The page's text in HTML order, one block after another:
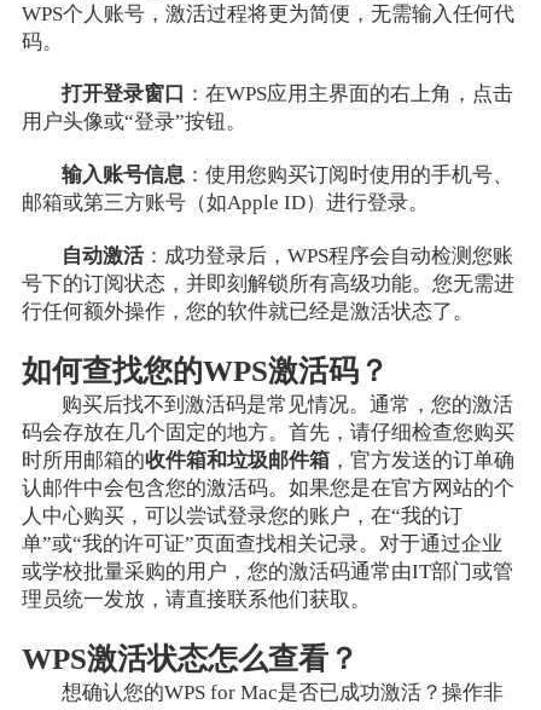
WPS个人账号，激活过程将更为简便，无需输入任何代
码。
打开登录窗口 ：在WPS应用主界面的右上角，点击
用户头像或“登录”按钮。
输入账号信息 ：使用您购买订阅时使用的手机号、
邮箱或第三方账号（如Apple ID）进行登录。
自动激活：成功登录后，WPS程序会自动检测您账
号下的订阅状态，并即刻解锁所有高级功能。您无需进
行任何额外操作，您的软件就已经是激活状态了。
如何查找您的WPS激活码？
购买后找不到激活码是常见情况。通常，您的激活
码会存放在几个固定的地方。首先，请仔细检查您购买
时所用邮箱的收件箱和垃圾邮件箱，官方发送的订单确
认邮件中会包含您的激活码。如果您是在官方网站的个
人中心购买，可以尝试登录您的账户，在“我的订
单”或“我的许可证”页面查找相关记录。对于通过企业
或学校批量采购的用户，您的激活码通常由IT部门或管
理员统一发放，请直接联系他们获取。
WPS激活状态怎么查看？
想确认您的WPS for Mac是否已成功激活？操作非